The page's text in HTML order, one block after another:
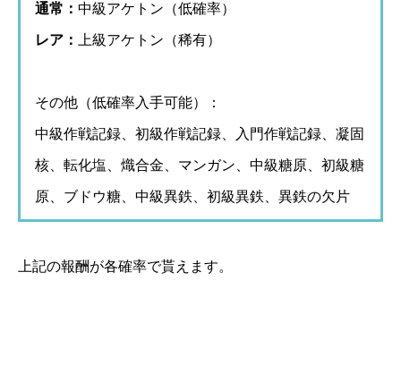
通常： 中級アケトン（低確率）
レア： 上級アケトン（稀有）
その他（低確率入手可能）：
中級作戦記録、初級作戦記録、入門作戦記録、凝固
核、転化塩、熾合金、マンガン、中級糖原、初級糖
原、ブドウ糖、中級異鉄、初級異鉄、異鉄の欠片
上記の報酬が各確率で貰えます。